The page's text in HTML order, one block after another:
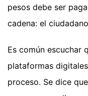
pesos debe ser
cadena: el
Es común escuchar
plataformas
proceso. Se dice